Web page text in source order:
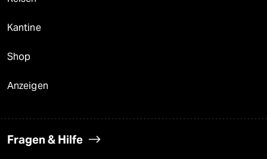
Kantine
Shop
Anzeigen
Fragen & Hilfe